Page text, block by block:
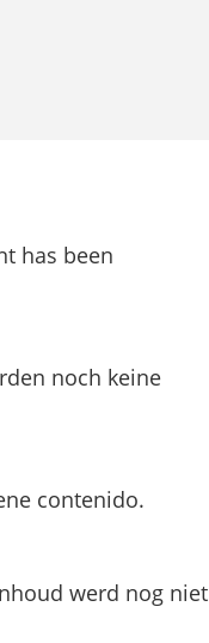
has been
noch keine
contenido.
werd nog niet